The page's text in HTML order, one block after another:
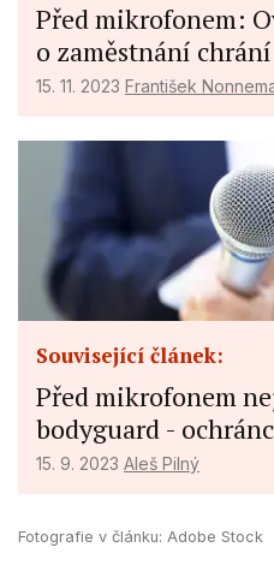
Před mikrofonem:
o zaměstnání
15. 11. 2023 František
Související článek:
Před mikrofonem
bodyguard -
15. 9. 2023 Aleš Pilný
Fotografie v článku: Adobe Stock